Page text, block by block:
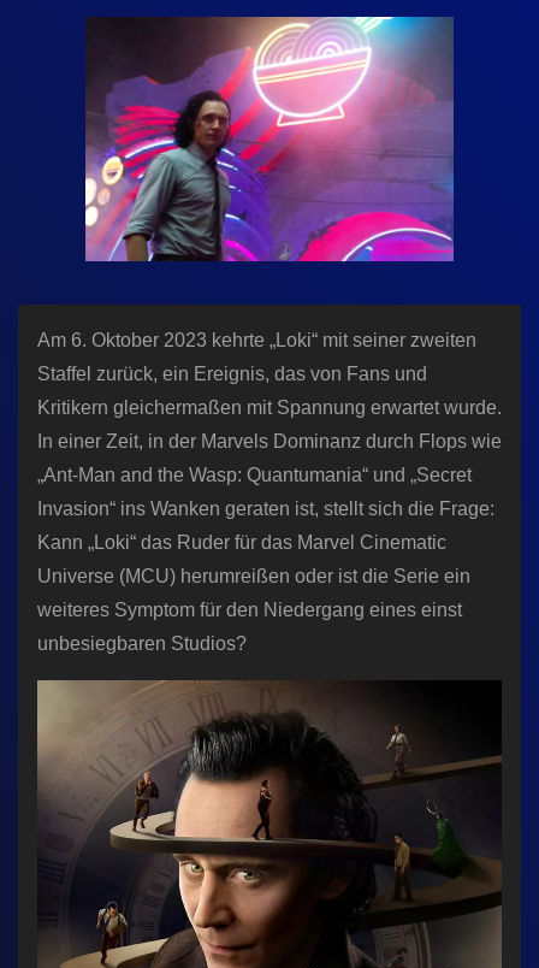
Am 6. Oktober 2023 kehrte „Loki“ mit seiner zweiten
Staffel zurück, ein Ereignis, das von Fans und
Kritikern gleichermaßen mit Spannung erwartet wurde.
In einer Zeit, in der Marvels Dominanz durch Flops wie
„Ant-Man and the Wasp: Quantumania“ und „Secret
Invasion“ ins Wanken geraten ist, stellt sich die Frage:
Kann „Loki“ das Ruder für das Marvel Cinematic
Universe (MCU) herumreißen oder ist die Serie ein
weiteres Symptom für den Niedergang eines einst
unbesiegbaren Studios?